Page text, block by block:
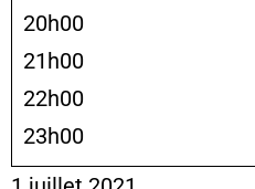
20h00
21h00
22h00
23h00